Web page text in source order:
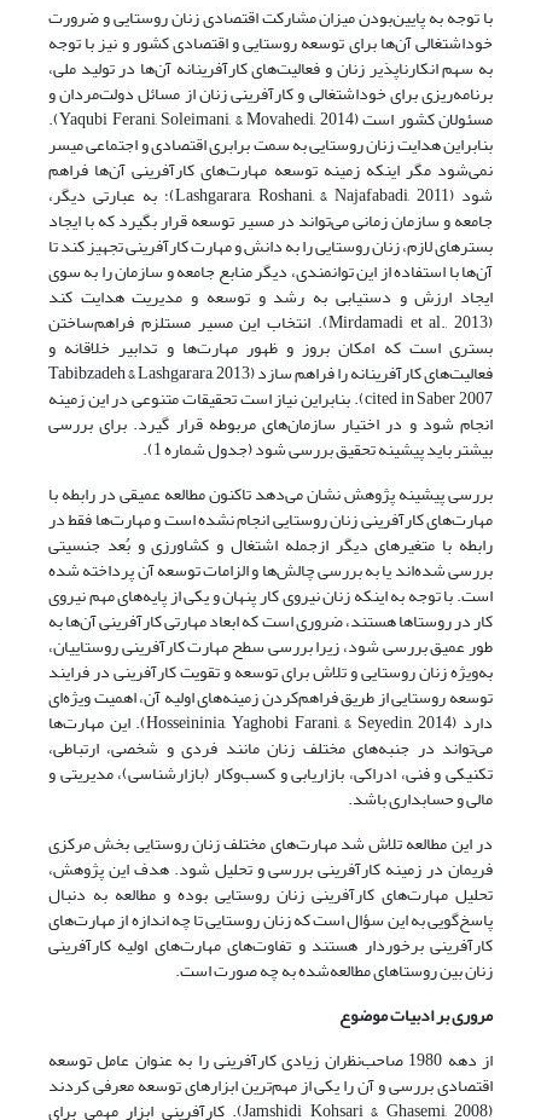
با توجه به پایین‌بودن میزان مشارکت اقتصادی زنان روستایی و ضرورت
خوداشتغالی آن‌ها برای توسعه روستایی و اقتصادی کشور و نیز با توجه
به سهم انکارناپذیر زنان و فعالیت‌های کارآفرینانه آن‌ها در تولید ملی،
برنامه‌ریزی برای خوداشتغالی و کارآفرینی زنان از مسائل دولت‌مردان و
مسئولان کشور است (Yaqubi Ferani, Soleimani, & Movahedi, 2014).
بنابراین هدایت زنان روستایی به سمت برابری اقتصادی و اجتماعی میسر
نمی‌شود مگر اینکه زمینه توسعه مهارت‌های کارآفرینی آن‌ها فراهم
شود (Lashgarara, Roshani, & Najafabadi, 2011)؛ به عبارتی دیگر،
جامعه و سازمان زمانی می‌تواند در مسیر توسعه قرار بگیرد که با ایجاد
بسترهای لازم، زنان روستایی را به دانش و مهارت کارآفرینی تجهیز کند تا
آن‌ها با استفاده از این توانمندی، دیگر منابع جامعه و سازمان را به‌ سوی
ایجاد ارزش و دستیابی به رشد و توسعه و مدیریت هدایت کند
(Mirdamadi et al., 2013). انتخاب این مسیر مستلزم فراهم‌ساختن
بستری است که امکان بروز و ظهور مهارت‌ها و تدابیر خلاقانه و
فعالیت‌های کارآفرینانه را فراهم سازد (Tabibzadeh & Lashgarara, 2013
cited in Saber 2007). بنابراین نیاز است تحقیقات متنوعی در این زمینه
انجام شود و در اختیار سازمان‌های مربوطه قرار گیرد. برای بررسی
بیشتر باید پیشینه تحقیق بررسی شود (جدول شماره 1).
بررسی پیشینه پژوهش نشان می‌دهد تاکنون مطالعه عمیقی در رابطه با
مهارت‌های کارآفرینی زنان روستایی انجام ‌نشده است و مهارت‌ها فقط در
رابطه با متغیرهای دیگر ازجمله اشتغال و کشاورزی و بُعد جنسیتی
بررسی شده‌اند یا به بررسی چالش‌ها و الزامات توسعه آن پرداخته شده
است. با توجه به اینکه زنان نیروی کار پنهان و یکی از پایه‌های مهم نیروی
کار در روستاها هستند، ضروری است که ابعاد مهارتی کارآفرینی آن‌ها به
طور عمیق بررسی شود، زیرا بررسی سطح مهارت کارآفرینی روستاییان،
به‌ویژه زنان روستایی و تلاش برای توسعه و تقویت کارآفرینی در فرایند
توسعه روستایی از طریق فراهم‌کردن زمینه‌های اولیه آن، اهمیت ویژه‌ای
دارد (Hosseininia, Yaghobi Farani, & Seyedin, 2014). این مهارت‌ها
می‌تواند در جنبه‌های مختلف زنان مانند فردی و شخصی، ارتباطی،
تکنیکی و فنی، ادراکی، بازاریابی و کسب‌وکار (بازارشناسی)، مدیریتی و
مالی و حسابداری باشد.
در این مطالعه تلاش شد مهارت‌های مختلف زنان روستایی بخش مرکزی
فریمان در زمینه کارآفرینی بررسی و تحلیل شود. هدف این پژوهش،
تحلیل مهارت‌های کارآفرینی زنان روستایی بوده و مطالعه به دنبال
پاسخ‌گویی به این سؤال است که زنان روستایی تا چه اندازه از مهارت‌های
کارآفرینی برخوردار هستند و تفاوت‌های مهارت‌های اولیه کارآفرینی
زنان بین روستاهای مطالعه‌شده به چه صورت است.
مروری بر ادبیات موضوع
از دهه 1980 صاحب‌نظران زیادی کارآفرینی را به عنوان عامل توسعه
اقتصادی بررسی و آن را یکی از مهم‌ترین ابزارهای توسعه معرفی کردند
(Jamshidi Kohsari & Ghasemi, 2008). کارآفرینی ابزار مهمی برای